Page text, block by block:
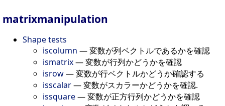
matrixmanipulation
Shape tests
iscolumn —変数が列ベクトルであるかを確認
ismatrix—変数が行列かどうかを確認
isrow—変数が行ベクトルかどうか確認する
isscalar—変数がスカラーかどうかを確認.
issquare—変数が正方行列かどうかを確認